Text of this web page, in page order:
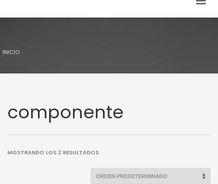
INICIO
componente
MOSTRANDO LOS 2 RESULTADOS